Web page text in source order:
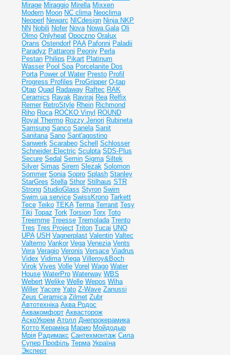
Mirage Miraggio Mirella Mixxen
Modern Moon NC clima Neoclima
Neoperl Newarc NICdesign Ninja NKP
NN Nobili Nofer Nova Nowa Gala Oli
Olmo Onlyheat Opoczno Oralux
Orans Ostendorf PAA Pafonni Paladii
Paradyz Pattaroni Peoniy Perla
Pestan Philips Pikart Platinum
Wasser Pool Spa Porcelanite Dos
Porta Power of Water Presto Profil
Progress Profiles ProGripper Q-tap
Qtap Quad Radaway Raftec RAK
Ceramics Ravak Raviraj Rea Relfix
Remer RetroStyle Rhein Richmond
Riho Roca ROCKO Vinyl ROUND
Royal Thermo Rozzy Jenori Rubineta
Samsung Sanco Sanela Sanit
Sanitana Sano Sant'agostino
Sanwerk Scarabeo Schell
Schlosser
Schneider Electric Sculpta SDS-Plus
Secure Sedal Semin Sigma Siltek
Silver Simas Sirem Slezak Solomon
Sommer Sonia Sopro Splash Stanley
StarGres Stella Sthor Stilhaus STR
Strong StudioGlass Styron Swim
Swim.ua service SwissKrono Tarkett
Tece Teiko TEKA Terma Terranit Tesy
Tiki Topaz Tork Torsion Torx Toto
Treemme Treesse Tremolada Trento
Tres Tres Project Triton Tucai UNO
UPA USH Vagnerplast Valentin Valtec
Valtemo Vankor Vega Venezia Vents
Vera Veragio Veronis Versace Viadrus
Videx Vidima Viega Villeroy&Boch
Virok Vives Volle Vorel Wago Water
House WaterPro Waterway WBS
Webert Welike Welle Wepos Wiha
Willer Yacore Yato Z-Wave Zanussi
Zeus Ceramica Zilmet Zubr
Автотехніка Аква Родос
Аквакомфорт Аквасторож
АскоУкрем Атолл Днепрокерамика
Котто Кераміка Марио Мойдодыр
Мрія Радимакс Сантехмонтаж Сила
Супер Профіль Терма Україна
Эксперт